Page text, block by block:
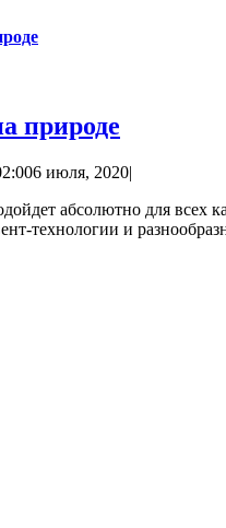
природе
6 июля, 2020|
абсолютно для всех
технологии и